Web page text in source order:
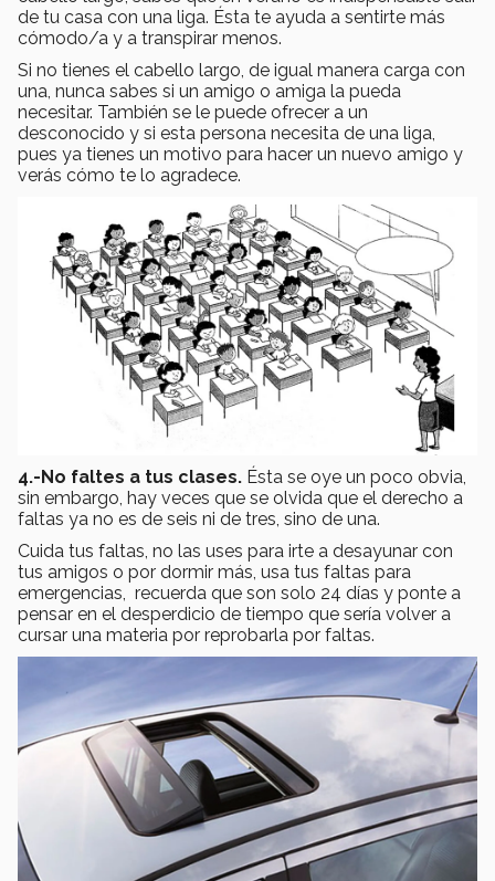
de tu casa con una liga. Ésta te ayuda a sentirte más
cómodo/a y a transpirar menos.
Si no tienes el cabello largo, de igual manera carga con
una, nunca sabes si un amigo o amiga la pueda
necesitar. También se le puede ofrecer a un
desconocido y si esta persona necesita de una liga,
pues ya tienes un motivo para hacer un nuevo amigo y
verás cómo te lo agradece.
4.-No faltes a tus clases. Ésta se oye un poco obvia,
sin embargo, hay veces que se olvida que el derecho a
faltas ya no es de seis ni de tres, sino de una.
Cuida tus faltas, no las uses para irte a desayunar con
tus amigos o por dormir más, usa tus faltas para
emergencias, recuerda que son solo 24 días y ponte a
pensar en el desperdicio de tiempo que sería volver a
cursar una materia por reprobarla por faltas.